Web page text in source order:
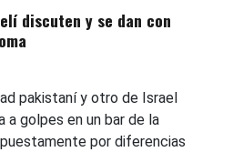
discuten y se dan con
pakistaní y otro de Israel
a golpes en un bar de la
por diferencias